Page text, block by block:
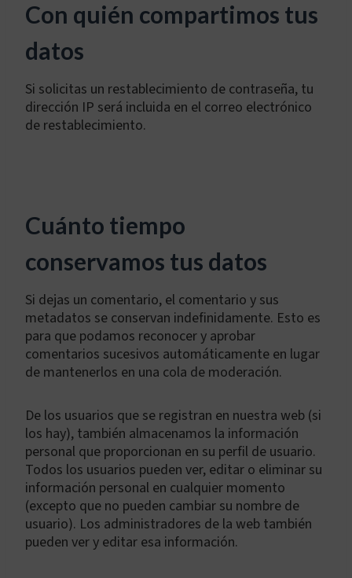
Con quién compartimos tus
datos
Si solicitas un restablecimiento de contraseña, tu
dirección IP será incluida en el correo electrónico
de restablecimiento.
Cuánto tiempo
conservamos tus datos
Si dejas un comentario, el comentario y sus
metadatos se conservan indefinidamente. Esto es
para que podamos reconocer y aprobar
comentarios sucesivos automáticamente en lugar
de mantenerlos en una cola de moderación.
De los usuarios que se registran en nuestra web (si
los hay), también almacenamos la información
personal que proporcionan en su perfil de usuario.
Todos los usuarios pueden ver, editar o eliminar su
información personal en cualquier momento
(excepto que no pueden cambiar su nombre de
usuario). Los administradores de la web también
pueden ver y editar esa información.